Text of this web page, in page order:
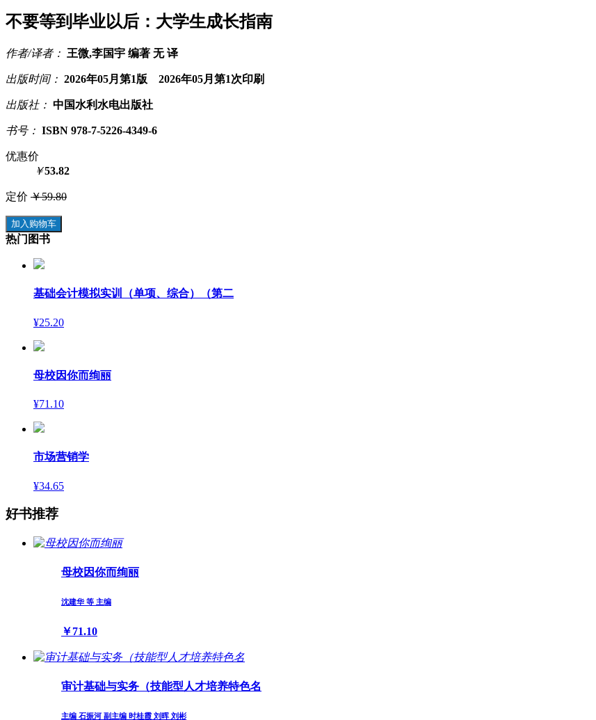
不要等到毕业以后：大学生成长指南
作者/译者： 王微,李国宇 编著 无 译
出版时间： 2026年05月第1版 2026年05月第1次印刷
出版社： 中国水利水电出版社
书号： ISBN 978-7-5226-4349-6
优惠价
￥53.82
定价 ￥59.80
加入购物车
热门图书
基础会计模拟实训（单项、综合）（第二
¥25.20
母校因你而绚丽
¥71.10
市场营销学
¥34.65
好书推荐
母校因你而绚丽
沈建华 等 主编
￥71.10
审计基础与实务（技能型人才培养特色名
主编 石振河 副主编 时桂霞 刘晖 刘彬